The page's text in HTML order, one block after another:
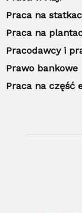
Praca na
Praca na
Pracodawcy i
Prawo bankowe
Praca na część